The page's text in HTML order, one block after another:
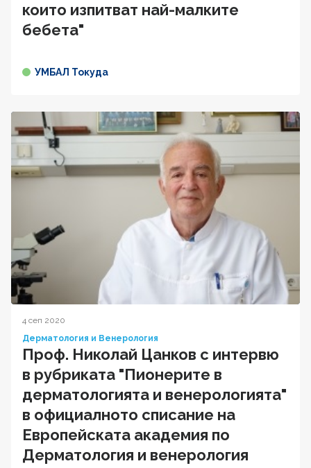
които изпитват най-малките
бебета"
УМБАЛ Токуда
4 сеп 2020
Дерматология и Венерология
Проф. Николай Цанков с интервю
в рубриката "Пионерите в
дерматологията и венерологията"
в официалното списание на
Европейската академия по
Дерматология и венерология